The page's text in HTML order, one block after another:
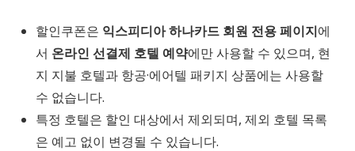
할인쿠폰은 익스피디아 하나카드 회원 전용 페이지에
서 온라인 선결제 호텔 예약에만 사용할 수 있으며, 현
지 지불 호텔과 항공·에어텔 패키지 상품에는 사용할
수 없습니다.
특정 호텔은 할인 대상에서 제외되며, 제외 호텔 목록
은 예고 없이 변경될 수 있습니다.